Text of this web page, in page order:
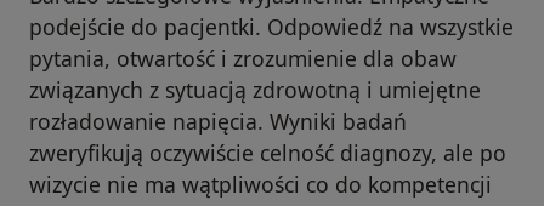
podejście do pacjentki. Odpowiedź na wszystkie
pytania, otwartość i zrozumienie dla obaw
związanych z sytuacją zdrowotną i umiejętne
rozładowanie napięcia. Wyniki badań
zweryfikują oczywiście celność diagnozy, ale po
wizycie nie ma wątpliwości co do kompetencji